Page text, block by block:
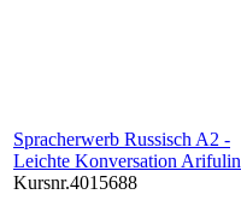
Spracherwerb Russisch A2 -
Leichte Konversation Arifulin
Kursnr.4015688